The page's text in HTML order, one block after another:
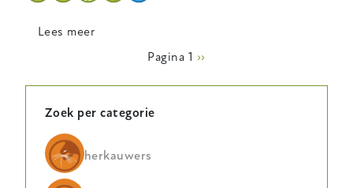
Lees meer
Bloemenrand
Een
goed
het
Pagina 1 Volgende
››
Zoek per categorie
herkauwers